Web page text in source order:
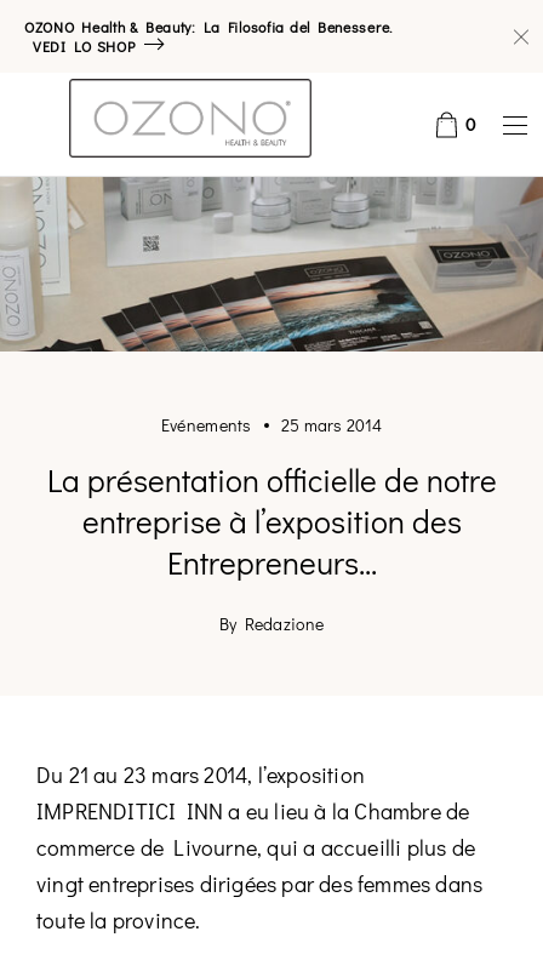
OZONO Health & Beauty: La Filosofia del Benessere.
VEDI LO SHOP
0
Evénements 25 mars 2014
La présentation officielle de notre
entreprise à l’exposition des
Entrepreneurs...
By Redazione
Du 21 au 23 mars 2014, l’exposition
IMPRENDITICI INN a eu lieu à la Chambre de
commerce de Livourne, qui a accueilli plus de
vingt entreprises dirigées par des femmes dans
toute la province.